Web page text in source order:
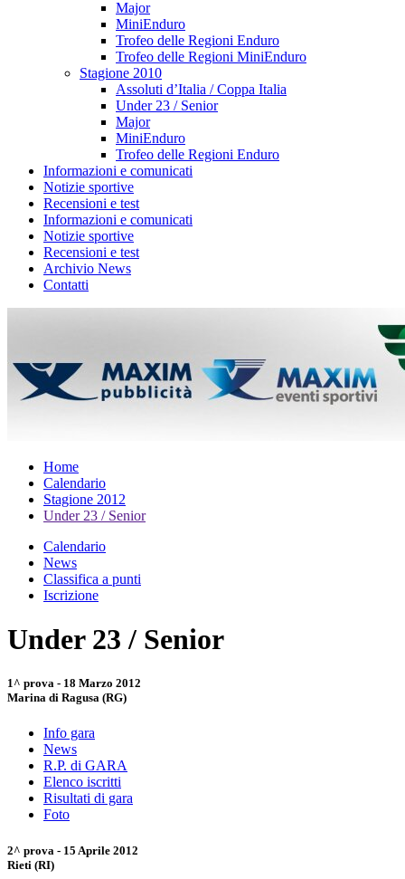
Major
MiniEnduro
Trofeo delle Regioni Enduro
Trofeo delle Regioni MiniEnduro
Stagione 2010
Assoluti d’Italia / Coppa Italia
Under 23 / Senior
Major
MiniEnduro
Trofeo delle Regioni Enduro
Informazioni e comunicati
Notizie sportive
Recensioni e test
Informazioni e comunicati
Notizie sportive
Recensioni e test
Archivio News
Contatti
Home
Calendario
Stagione 2012
Under 23 / Senior
Calendario
News
Classifica a punti
Iscrizione
Under 23 / Senior
1^ prova - 18 Marzo 2012
Marina di Ragusa (RG)
Info gara
News
R.P. di GARA
Elenco iscritti
Risultati di gara
Foto
2^ prova - 15 Aprile 2012
Rieti (RI)